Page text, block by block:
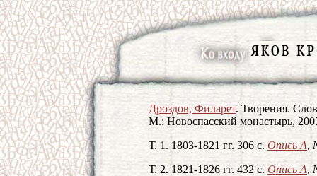
Дроздов, Филарет. Творения.
М.: Новоспасский монастырь,
Т. 1. 1803-1821 гг. 306 с. Опись А ,
Т. 2. 1821-1826 гг. 432 с. Опись А